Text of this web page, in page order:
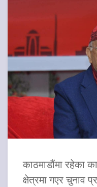
काठमाडौंमा रहेका
क्षेत्रमा गएर चुनाव